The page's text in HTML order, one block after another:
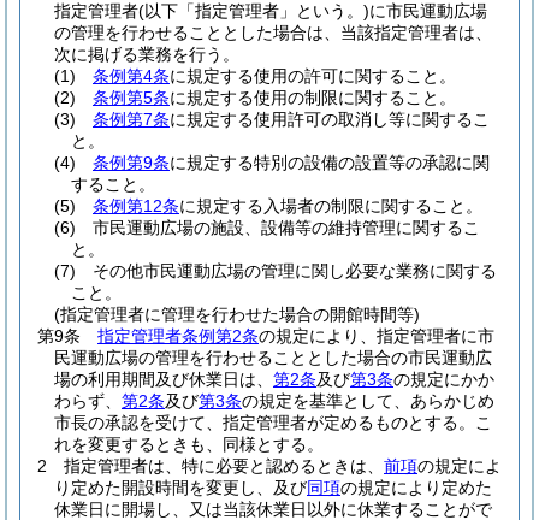
指定管理者(以下「指定管理者」という。)に市民運動広場
の管理を行わせることとした場合は、当該指定管理者は、
次に掲げる業務を行う。
(1)
条例第4条に規定する使用の許可に関すること。
(2)
条例第5条に規定する使用の制限に関すること。
(3)
条例第7条に規定する使用許可の取消し等に関するこ
と。
(4)
条例第9条に規定する特別の設備の設置等の承認に関
すること。
(5)
条例第12条に規定する入場者の制限に関すること。
(6)
市民運動広場の施設、設備等の維持管理に関するこ
と。
(7)
その他市民運動広場の管理に関し必要な業務に関する
こと。
(指定管理者に管理を行わせた場合の開館時間等)
第9条
指定管理者条例第2条の規定により、指定管理者に市
民運動広場の管理を行わせることとした場合の市民運動広
場の利用期間及び休業日は、 第2条及び第3条の規定にかか
わらず、 第2条及び第3条の規定を基準として、あらかじめ
市長の承認を受けて、指定管理者が定めるものとする。
こ
れを変更するときも、同様とする。
2
指定管理者は、特に必要と認めるときは、 前項の規定によ
り定めた開設時間を変更し、及び同項の規定により定めた
休業日に開場し、又は当該休業日以外に休業することがで